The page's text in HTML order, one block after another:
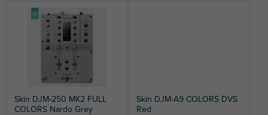
Skin DJM-250 MK2 FULL
COLORS Nardo Grey
Skin DJM-A9 COLORS DVS
Red